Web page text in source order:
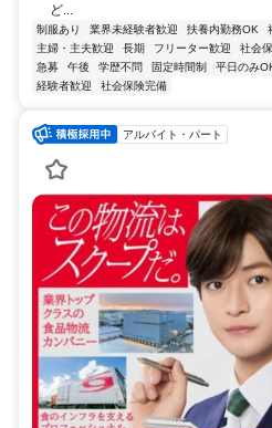
ど...
制服あり 業界未経験者歓迎 扶養内勤務OK
主婦・主夫歓迎
長期 フリーター歓迎 社会
急募
午後 学歴不問 固定時間制 平日のみ
経験者歓迎
社会保険完備
アルバイト・パート